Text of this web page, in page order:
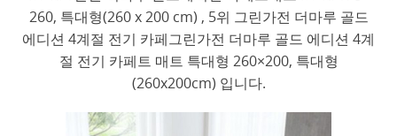
260, 특대형(260 x 200 cm) , 5위 그린가전 더마루 골드
에디션 4계절 전기 카페그린가전 더마루 골드 에디션 4계
절 전기 카페트 매트 특대형 260×200, 특대형
(260x200cm) 입니다.